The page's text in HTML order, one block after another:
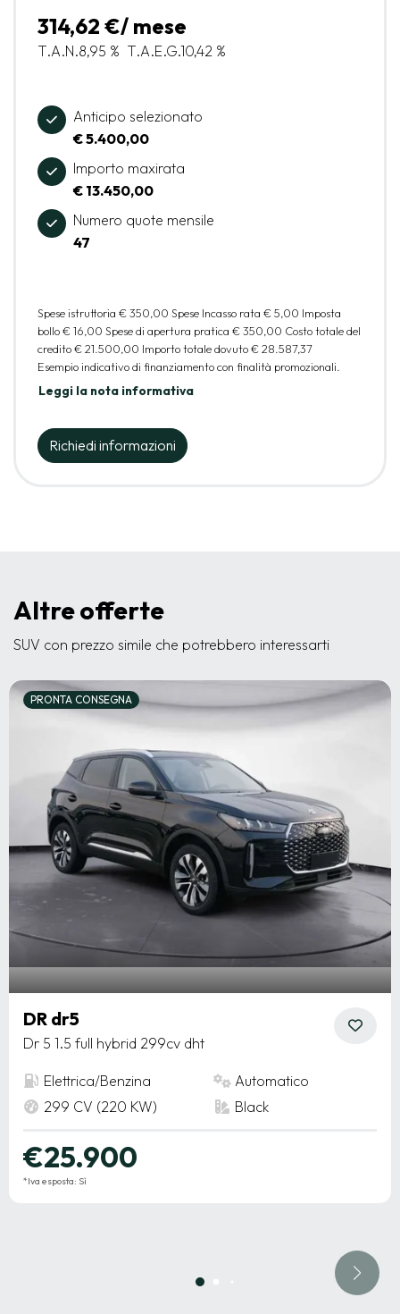
314,62 €/ mese
T.A.N.8,95 % T.A.E.G.10,42 %
Anticipo selezionato
€ 5.400,00
Importo maxirata
€ 13.450,00
Numero quote mensile
47
Spese istruttoria € 350,00 Spese Incasso rata € 5,00 Imposta
bollo€ 16,00 Spese di apertura pratica € 350,00 Costo totale del
credito€ 21.500,00 Importo totale dovuto€ 28.587,37
Esempio indicativo di finanziamento con finalità promozionali.
Leggi la nota informativa
Richiedi informazioni
Altre offerte
SUV con prezzo simile che potrebbero interessarti
PRONTA CONSEGNA
DR dr5
Dr 5 1.5 full hybrid 299cv dht
Elettrica/Benzina
Automatico
299 CV (220 KW)
Black
€25.900
*Iva esposta: Sì